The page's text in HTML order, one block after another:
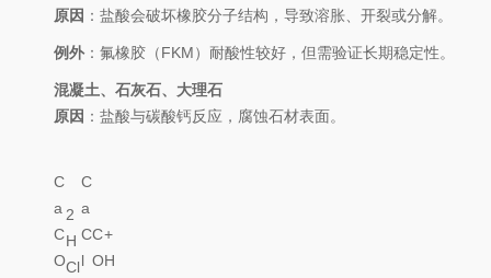
原因 ：盐酸会破坏橡胶分子结构，导致溶胀、开裂或分解。
例外：氟橡胶（FKM）耐酸性较好，但需验证长期稳定性。
混凝土、石灰石、大理石
原因 ：盐酸与碳酸钙反应，腐蚀石材表面。
C
a
C
O
3
2
H
Cl
C
a
C
l2
C
O
2
+
H
2